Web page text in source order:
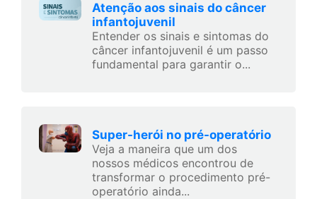
Atenção aos sinais do câncer
infantojuvenil
Entender os sinais e sintomas do
câncer infantojuvenil é um passo
fundamental para garantir o...
Super-herói no pré-operatório
Veja a maneira que um dos
nossos médicos encontrou de
transformar o procedimento pré-
operatório ainda...